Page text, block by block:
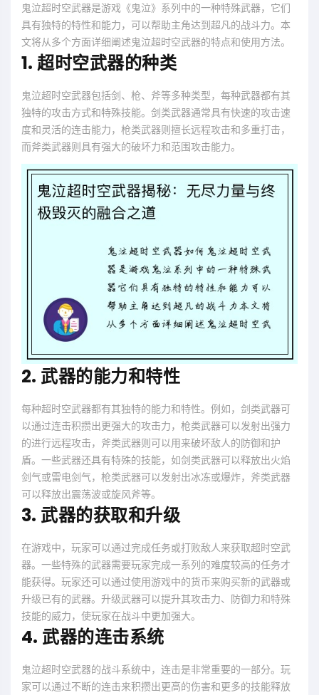
鬼泣超时空武器是游戏《鬼泣》系列中的一种特殊武器，它们
具有独特的特性和能力，可以帮助主角达到超凡的战斗力。本
文将从多个方面详细阐述鬼泣超时空武器的特点和使用方法。
1. 超时空武器的种类
鬼泣超时空武器包括剑、枪、斧等多种类型，每种武器都有其
独特的攻击方式和特殊技能。剑类武器通常具有快速的攻击速
度和灵活的连击能力，枪类武器则擅长远程攻击和多重打击，
而斧类武器则具有强大的破坏力和范围攻击能力。
2. 武器的能力和特性
每种超时空武器都有其独特的能力和特性。例如，剑类武器可
以通过连击积攒出更强大的攻击力，枪类武器可以发射出强力
的进行远程攻击，斧类武器则可以用来破坏敌人的防御和护
盾。一些武器还具有特殊的技能，如剑类武器可以释放出火焰
剑气或雷电剑气，枪类武器可以发射出冰冻或爆炸，斧类武器
可以释放出震荡波或旋风斧等。
3. 武器的获取和升级
在游戏中，玩家可以通过完成任务或打败敌人来获取超时空武
器。一些特殊的武器需要玩家完成一系列的难度较高的任务才
能获得。玩家还可以通过使用游戏中的货币来购买新的武器或
升级已有的武器。升级武器可以提升其攻击力、防御力和特殊
技能的威力，使玩家在战斗中更加强大。
4. 武器的连击系统
鬼泣超时空武器的战斗系统中，连击是非常重要的一部分。玩
家可以通过不断的连击来积攒出更高的伤害和更多的技能释放